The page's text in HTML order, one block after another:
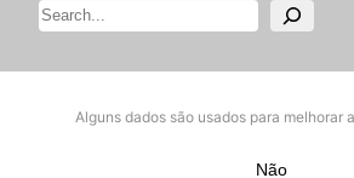
Pesquisar